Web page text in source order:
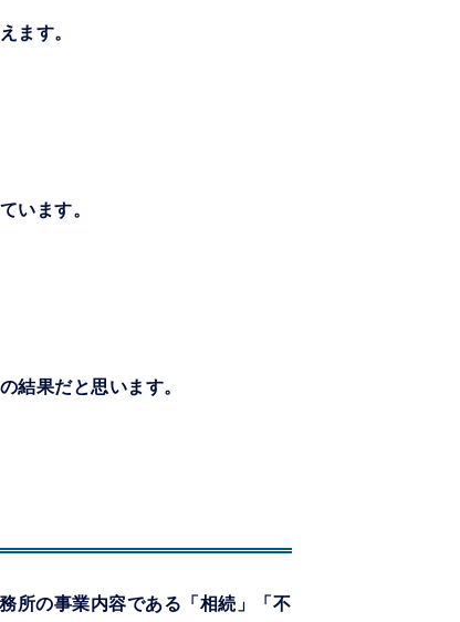
ます。
います。
結果だと思います。
所の事業内容である「相続」「不